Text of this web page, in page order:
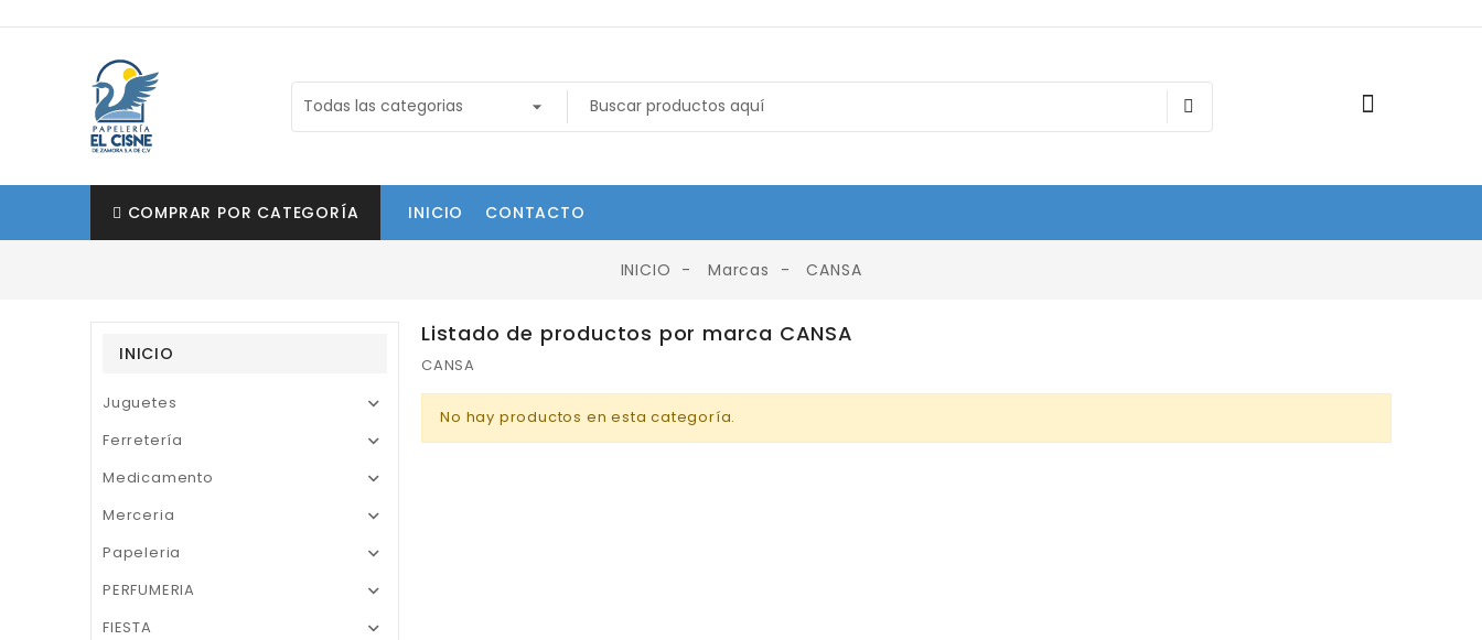
COMPRAR POR CATEGORÍA INICIO CONTACTO
INICIO Marcas CANSA
INICIO
Juguetes 
Ferretería 
Medicamento 
Merceria 
Papeleria 
PERFUMERIA 
FIESTA 
Listado de productos por marca CANSA
CANSA
No hay productos en esta categoría.